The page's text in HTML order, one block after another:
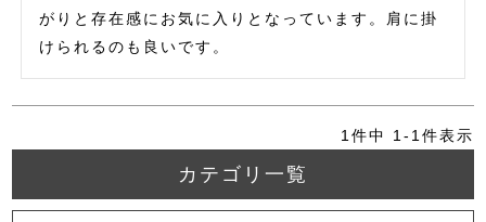
がりと存在感にお気に入りとなっています。肩に掛
けられるのも良いです。
1 件中 1 - 1 件表示
カテゴリ一覧